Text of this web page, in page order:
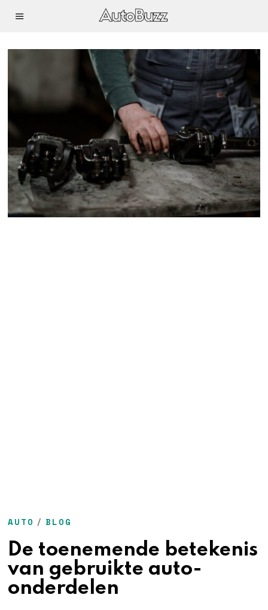
AUTO / BLOG
De toenemende betekenis
van gebruikte auto-
onderdelen